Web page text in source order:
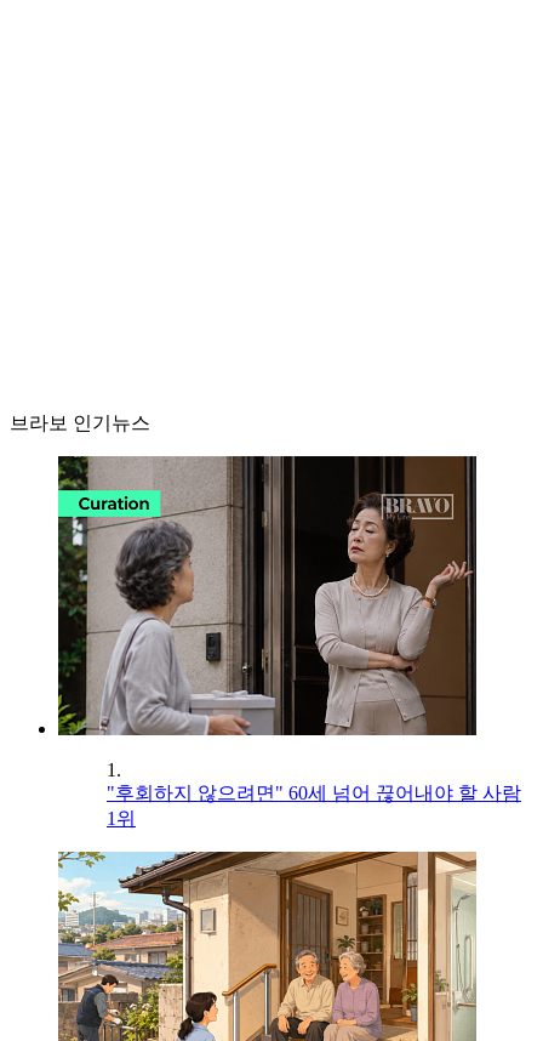
브라보 인기뉴스
1.
"후회하지 않으려면" 60세 넘어 끊어내야 할 사람
1위